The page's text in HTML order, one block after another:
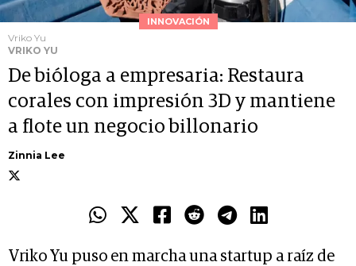
INNOVACIÓN
Vriko Yu
VRIKO YU
De bióloga a empresaria: Restaura
corales con impresión 3D y mantiene
a flote un negocio billonario
Zinnia Lee
Vriko Yu puso en marcha una startup a raíz de